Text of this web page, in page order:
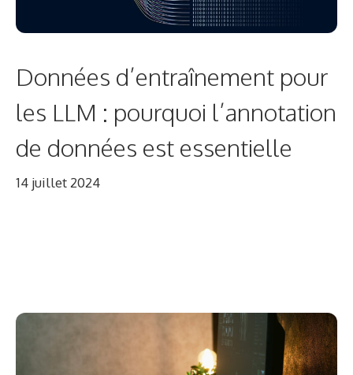
Données d’entraînement pour
les LLM : pourquoi l’annotation
de données est essentielle
14 juillet 2024